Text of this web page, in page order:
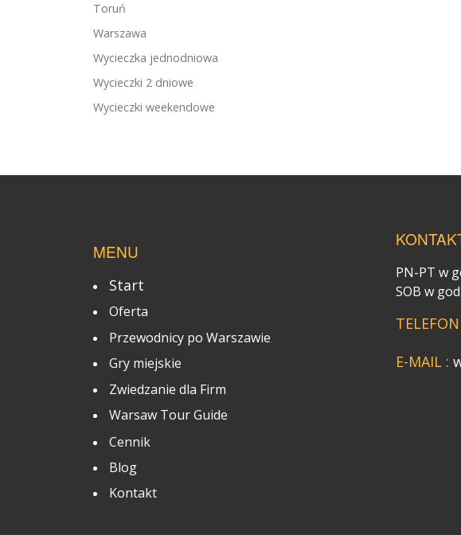
Toruń
Warszawa
Wycieczka jednodniowa
Wycieczki 2 dniowe
Wycieczki weekendowe
MENU
Start
Oferta
Przewodnicy po Warszawie
Gry miejskie
Zwiedzanie dla Firm
Warsaw Tour Guide
Cennik
Blog
Kontakt
PN-PT w
SOB w
E-MAIL :